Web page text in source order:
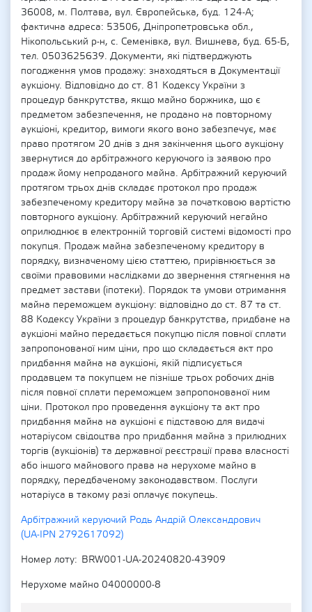
36008, м. Полтава, вул. Європейська, буд. 124-А;
фактична адреса: 53506, Дніпропетровська обл.,
Нікопольський р-н, с. Семенівка, вул. Вишнева, буд. 65-Б,
тел. 0503625639. Документи, які підтверджують
погодження умов продажу: знаходяться в Документації
аукціону. Відповідно до ст. 81 Кодексу України з
процедур банкрутства, якщо майно боржника, що є
предметом забезпечення, не продано на повторному
аукціоні, кредитор, вимоги якого воно забезпечує, має
право протягом 20 днів з дня закінчення цього аукціону
звернутися до арбітражного керуючого із заявою про
продаж йому непроданого майна. Арбітражний керуючий
протягом трьох днів складає протокол про продаж
забезпеченому кредитору майна за початковою вартістю
повторного аукціону. Арбітражний керуючий негайно
оприлюднює в електронній торговій системі відомості про
покупця. Продаж майна забезпеченому кредитору в
порядку, визначеному цією статтею, прирівнюється за
своїми правовими наслідками до звернення стягнення на
предмет застави (іпотеки). Порядок та умови отримання
майна переможцем аукціону: відповідно до ст. 87 та ст.
88 Кодексу України з процедур банкрутства, придбане на
аукціоні майно передається покупцю після повної сплати
запропонованої ним ціни, про що складається акт про
придбання майна на аукціоні, якій підписується
продавцем та покупцем не пізніше трьох робочих днів
після повної сплати переможцем запропонованої ним
ціни. Протокол про проведення аукціону та акт про
придбання майна на аукціоні є підставою для видачі
нотаріусом свідоцтва про придбання майна з прилюдних
торгів (аукціонів) та державної реєстрації права власності
або іншого майнового права на нерухоме майно в
порядку, передбаченому законодавством. Послуги
нотаріуса в такому разі оплачує покупець.
Арбітражний керуючий Родь Андрій Олександрович
(UA-IPN 2792617092)
Номер лоту
BRW001-UA-20240820-43909
Нерухоме майно 04000000-8